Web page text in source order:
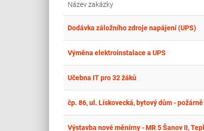
Název zakázky
Dodávka záložního zdroje napájení (UPS)
Výměna elektroinstalace a UPS
Učebna IT pro 32 žáků
čp. 86, ul. Lískovecká, bytový dům -
Výstavba nové měnírny - MR 5 Šanov II,